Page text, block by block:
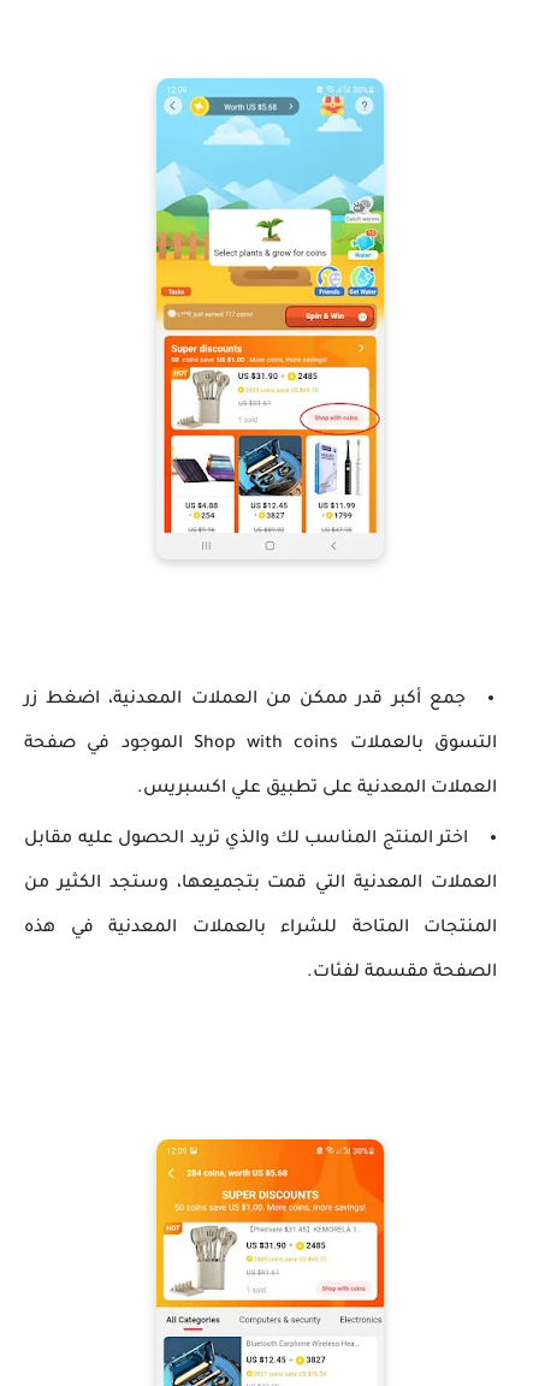
جمع أكبر قدر ممكن من العملات المعدنية، اضغط زر
التسوق بالعملات Shop with coins الموجود في صفحة
العملات المعدنية على تطبيق علي اكسبريس.
اختر المنتج المناسب لك والذي تريد الحصول عليه مقابل
العملات المعدنية التي قمت بتجميعها، وستجد الكثير من
المنتجات المتاحة للشراء بالعملات المعدنية في هذه
الصفحة مقسمة لفئات.